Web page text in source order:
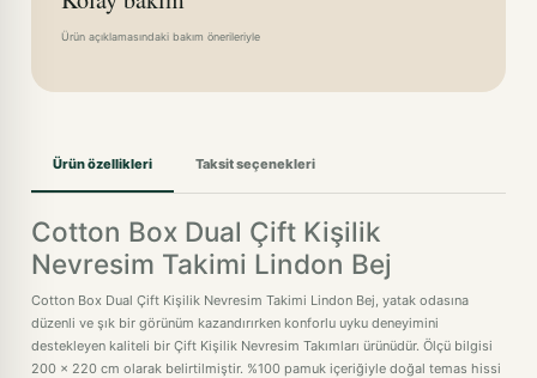
Ürün açıklamasındaki bakım önerileriyle
Ürün özellikleri Taksit seçenekleri
Cotton Box Dual Çift Kişilik
Nevresim Takimi Lindon Bej
Cotton Box Dual Çift Kişilik Nevresim Takimi Lindon Bej, yatak odasına
düzenli ve şık bir görünüm kazandırırken konforlu uyku deneyimini
destekleyen kaliteli bir Çift Kişilik Nevresim Takımları ürünüdür. Ölçü bilgisi
200 x 220 cm olarak belirtilmiştir. %100 pamuk içeriğiyle doğal temas hissi